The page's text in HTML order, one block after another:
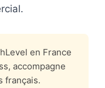
en France
accompagne
français.